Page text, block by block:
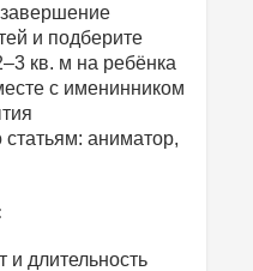
и подберите
кв. м на ребёнка
с именинником
аниматор,
и длительность